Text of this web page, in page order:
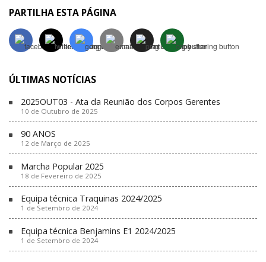
PARTILHA ESTA PÁGINA
ÚLTIMAS NOTÍCIAS
2025OUT03 - Ata da Reunião dos Corpos Gerentes
10 de Outubro de 2025
90 ANOS
12 de Março de 2025
Marcha Popular 2025
18 de Fevereiro de 2025
Equipa técnica Traquinas 2024/2025
1 de Setembro de 2024
Equipa técnica Benjamins E1 2024/2025
1 de Setembro de 2024